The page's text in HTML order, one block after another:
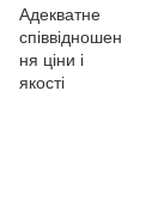
Адекватне
співвідношен
ня ціни і
якості